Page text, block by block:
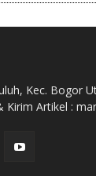
Kec. Bogor
Artikel :